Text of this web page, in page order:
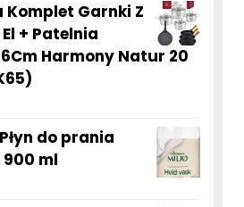
Garnki Z
+ Patelnia
Harmony Natur 20
do prania
ml